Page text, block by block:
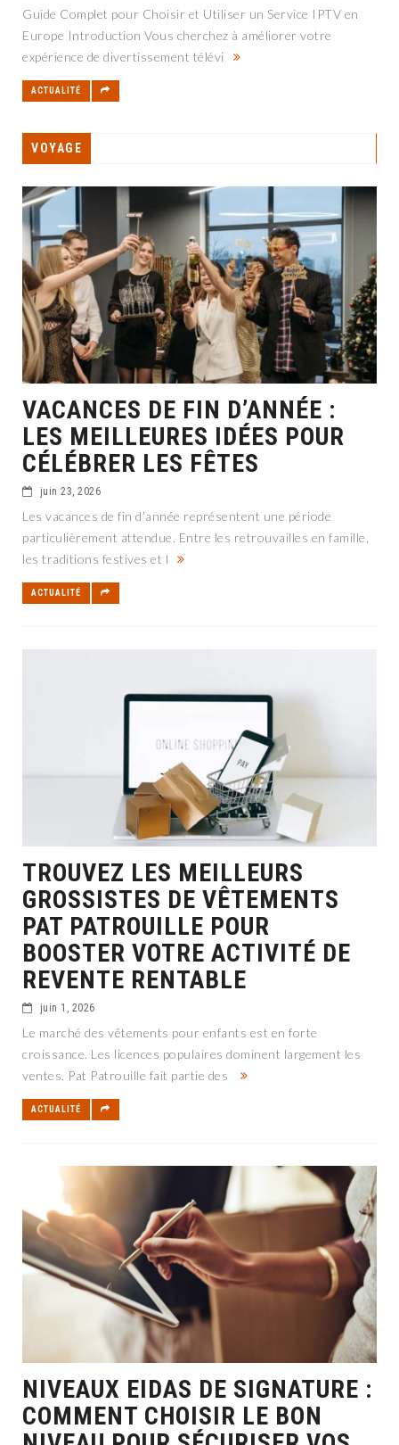
Guide Complet pour Choisir et Utiliser un Service IPTV en
Europe Introduction Vous cherchez à améliorer votre
expérience de divertissement télévi
ACTUALITÉ
VOYAGE
VACANCES DE FIN D’ANNÉE :
LES MEILLEURES IDÉES POUR
CÉLÉBRER LES FÊTES
juin 23, 2026
Les vacances de fin d’année représentent une période
particulièrement attendue. Entre les retrouvailles en famille,
les traditions festives et l
ACTUALITÉ
TROUVEZ LES MEILLEURS
GROSSISTES DE VÊTEMENTS
PAT PATROUILLE POUR
BOOSTER VOTRE ACTIVITÉ DE
REVENTE RENTABLE
juin 1, 2026
Le marché des vêtements pour enfants est en forte
croissance. Les licences populaires dominent largement les
ventes. Pat Patrouille fait partie des
ACTUALITÉ
NIVEAUX EIDAS DE SIGNATURE :
COMMENT CHOISIR LE BON